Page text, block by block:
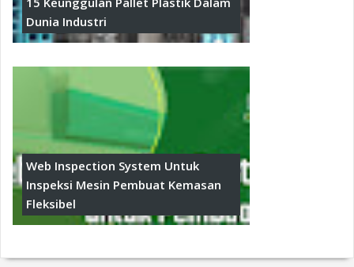
Dunia Industri
Web Inspection System Untuk
Inspeksi Mesin Pembuat Kemasan
Fleksibel